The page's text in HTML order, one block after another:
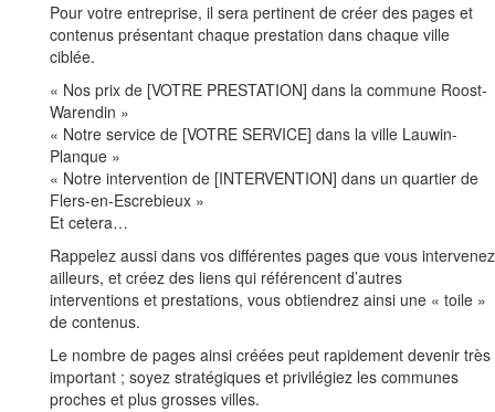
Pour votre entreprise, il sera pertinent de créer des pages et
contenus présentant chaque prestation dans chaque ville
ciblée.
« Nos prix de [VOTRE PRESTATION] dans la commune Roost-
Warendin »
« Notre service de [VOTRE SERVICE] dans la ville Lauwin-
Planque »
« Notre intervention de [INTERVENTION] dans un quartier de
Flers-en-Escrebieux »
Et cetera…
Rappelez aussi dans vos différentes pages que vous intervenez
ailleurs, et créez des liens qui référencent d’autres
interventions et prestations, vous obtiendrez ainsi une « toile »
de contenus.
Le nombre de pages ainsi créées peut rapidement devenir très
important ; soyez stratégiques et privilégiez les communes
proches et plus grosses villes.